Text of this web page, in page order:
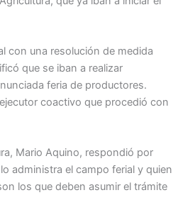
con una resolución de medida
que se iban a realizar
feria de productores.
coactivo que procedió con
Mario Aquino, respondió por
administra el campo ferial y quien
los que deben asumir el trámite